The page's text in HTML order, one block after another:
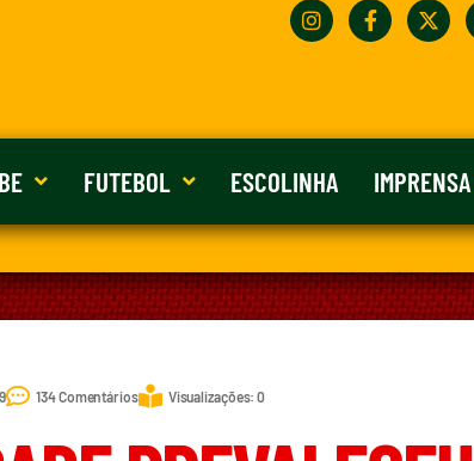
FUTEBOL ESCOLINHA IMPRENSA
134 Comentários Visualizações: 0